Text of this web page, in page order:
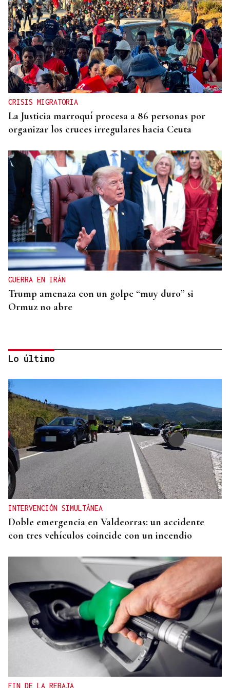
CRISIS MIGRATORIA
La Justicia marroquí procesa a 86 personas por
organizar los cruces irregulares hacia Ceuta
GUERRA EN IRÁN
Trump amenaza con un golpe “muy duro” si
Ormuz no abre
REPRESENTANTE DE EEUU EN BRASILIA
EEUU revoca el visado de la embajadora de Brasil
en el Washington
Lo último
INTERVENCIÓN SIMULTÁNEA
Doble emergencia en Valdeorras: un accidente
con tres vehículos coincide con un incendio
FIN DE LA REBAJA